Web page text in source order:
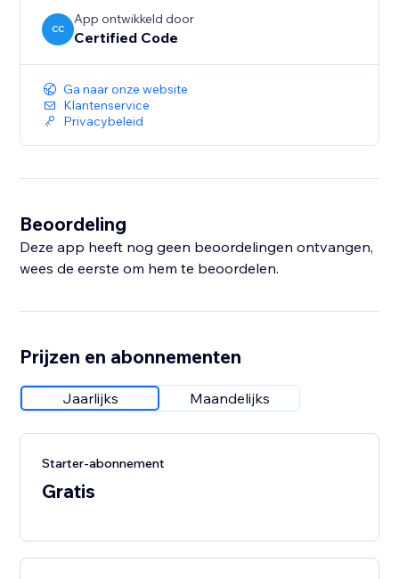
CC
App ontwikkeld door
Certified Code
Ga naar onze website
Klantenservice
Privacybeleid
Beoordeling
Deze app heeft nog geen beoordelingen ontvangen,
wees de eerste om hem te beoordelen.
Prijzen en abonnementen
Jaarlijks Maandelijks
Starter-abonnement
Gratis